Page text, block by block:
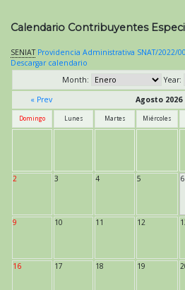
Calendario Contribuyentes
SENIAT Providencia Administrativa SNAT/2022/
Descargar calendario
Month:
Year:
« Prev
Agosto 2026
Domingo Lunes Martes Miércoles
2 3 4 5 6
9 10 11 12
16 17 18 19